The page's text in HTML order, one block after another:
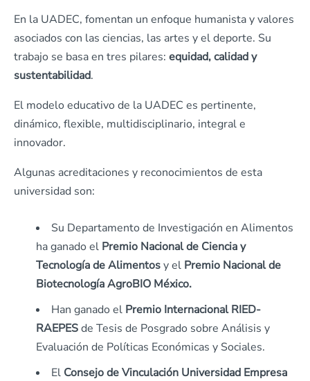
En la UADEC, fomentan un enfoque humanista y valores
asociados con las ciencias, las artes y el deporte. Su
trabajo se basa en tres pilares: equidad, calidad y
sustentabilidad.
El modelo educativo de la UADEC es pertinente,
dinámico, flexible, multidisciplinario, integral e
innovador.
Algunas acreditaciones y reconocimientos de esta
universidad son:
Su Departamento de Investigación en Alimentos
ha ganado el Premio Nacional de Ciencia y
Tecnología de Alimentosy el Premio Nacional de
Biotecnología AgroBIO México.
Han ganado el Premio Internacional RIED-
RAEPESde Tesis de Posgrado sobre Análisis y
Evaluación de Políticas Económicas y Sociales.
El Consejo de Vinculación Universidad Empresa